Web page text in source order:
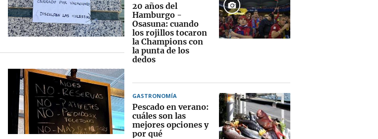
20 años del
Hamburgo -
Osasuna: cuando
los rojillos tocaron
la Champions con
la punta de los
dedos
GASTRONOMÍA
Pescado en verano:
cuáles son las
mejores opciones y
por qué